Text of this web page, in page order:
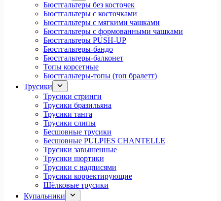
Бюстгальтеры без косточек
Бюстгальтеры с косточками
Бюстгальтеры с мягкими чашками
Бюстгальтеры с формованными чашками
Бюстгальтеры PUSH-UP
Бюстгальтеры-бандо
Бюстгальтеры-балконет
Топы корсетные
Бюстгальтеры-топы (топ бралетт)
Трусики
Трусики стринги
Трусики бразильяна
Трусики танга
Трусики слипы
Бесшовные трусики
Бесшовные PULPIES CHANTELLE
Трусики завышенные
Трусики шортики
Трусики с надписями
Трусики корректирующие
Шёлковые трусики
Купальники